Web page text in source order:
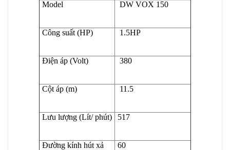
Model DW VOX 150
Công suất (HP) 1.5HP
Điện áp (Volt) 380
Cột áp (m) 11.5
Lưu lượng (Lít/ phút) 517
Đường kính hút xả 60